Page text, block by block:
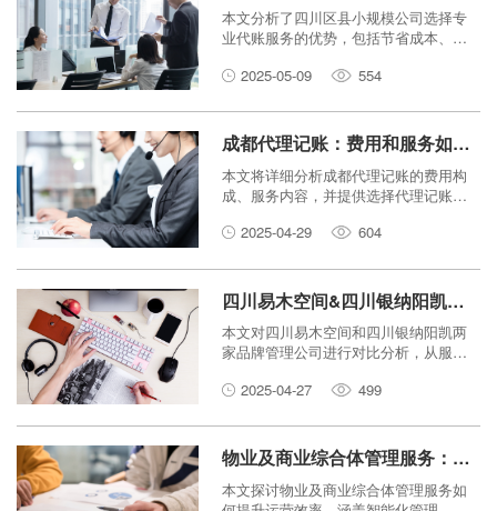
本文分析了四川区县小规模公司选择专
业代账服务的优势，包括节省成本、提
的代账服务机构选择标准。
2025-05-09 554
成都代理记账：费用和服务如何选择？
本文将详细分析成都代理记账的费用构
成、服务内容，并提供选择代理记账公
策。2025-04-29 604
四川易木空间&四川银纳阳凯：品牌管理公司对比分析
本文对四川易木空间和四川银纳阳凯两
家品牌管理公司进行对比分析，从服务
等方面进行深入探讨，帮助企业选择合
2025-04-27 499
物业及商业综合体管理服务：如何提升运营效率？
本文探讨物业及商业综合体管理服务如